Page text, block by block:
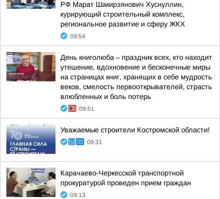
РФ Марат Шакирзянович Хуснуллин,
курирующий строительный комплекс,
региональное развитие и сферу ЖКХ
09:54
День книголюба – праздник всех, кто находит
утешение, вдохновение и бесконечные миры
на страницах книг, хранящих в себе мудрость
веков, смелость первооткрывателей, страсть
влюбленных и боль потерь
09:51
Уважаемые строители Костромской области!
09:31
Карачаево-Черкесской транспортной
прокуратурой проведен прием граждан
09:13